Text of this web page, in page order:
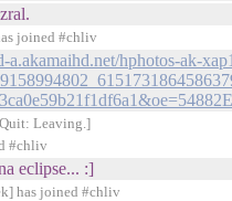
joined #chliv
a.akamaihd.net/hphotos-ak-
Leaving.]
#chliv
eclipse... :]
has joined #chliv